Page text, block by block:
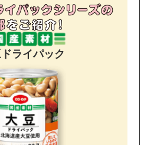
ライパック